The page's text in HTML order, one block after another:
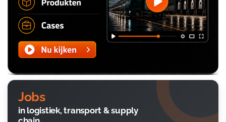
Jobs
in logistiek, transport & supply